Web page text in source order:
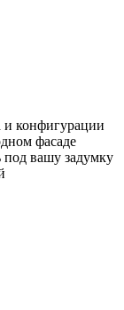
и конфигурации
фасаде
вашу задумку